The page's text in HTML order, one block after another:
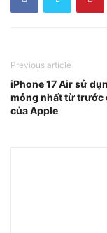
Previous article
iPhone 17 Air sử
mỏng nhất từ trước
của Apple